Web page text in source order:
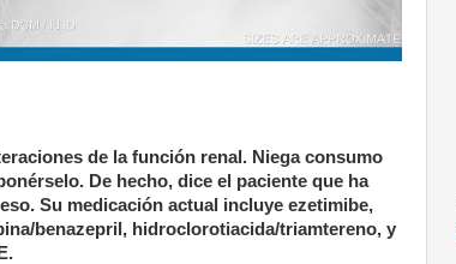
de la función renal. Niega consumo
De hecho, dice el paciente que ha
Su medicación actual incluye ezetimibe,
benazepril, hidroclorotiacida/triamtereno, y